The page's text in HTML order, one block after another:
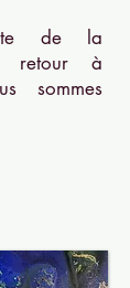
de la
retour à
sommes